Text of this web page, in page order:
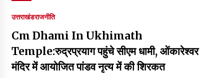
उत्तराखंडराजनीति
Cm Dhami In Ukhimath
Temple:रुद्रप्रयाग पहुंचे सीएम धामी, ओंकारेश्वर
मंदिर में आयोजित पांडव नृत्य में की शिरकत